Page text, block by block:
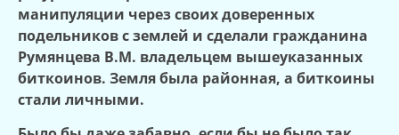
манипуляции через своих доверенных
подельников с землей и сделали гражданина
Румянцева В.М. владельцем вышеуказанных
биткоинов. Земля была районная, а биткоины
стали личными.